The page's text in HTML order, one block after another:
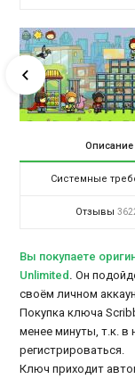
Описание
Системные
Отзывы
Вы покупаете
Unlimited . Он
своём личном
Покупка ключа
менее минуты, т.к. в
регистрироваться.
Ключ приходит